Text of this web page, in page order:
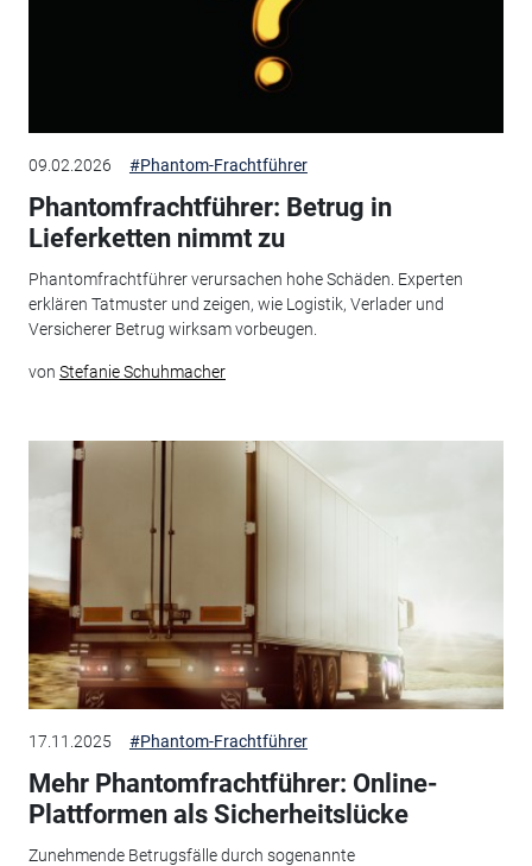
09.02.2026 #Phantom-Frachtführer
Phantomfrachtführer: Betrug in
Lieferketten nimmt zu
Phantomfrachtführer verursachen hohe Schäden. Experten
erklären Tatmuster und zeigen, wie Logistik, Verlader und
Versicherer Betrug wirksam vorbeugen.
von Stefanie Schuhmacher
17.11.2025 #Phantom-Frachtführer
Mehr Phantomfrachtführer: Online-
Plattformen als Sicherheitslücke
Zunehmende Betrugsfälle durch sogenannte